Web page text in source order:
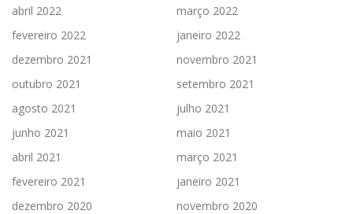
abril 2022
março 2022
fevereiro 2022
janeiro 2022
dezembro 2021
novembro 2021
outubro 2021
setembro 2021
agosto 2021
julho 2021
junho 2021
maio 2021
abril 2021
março 2021
fevereiro 2021
janeiro 2021
dezembro 2020
novembro 2020